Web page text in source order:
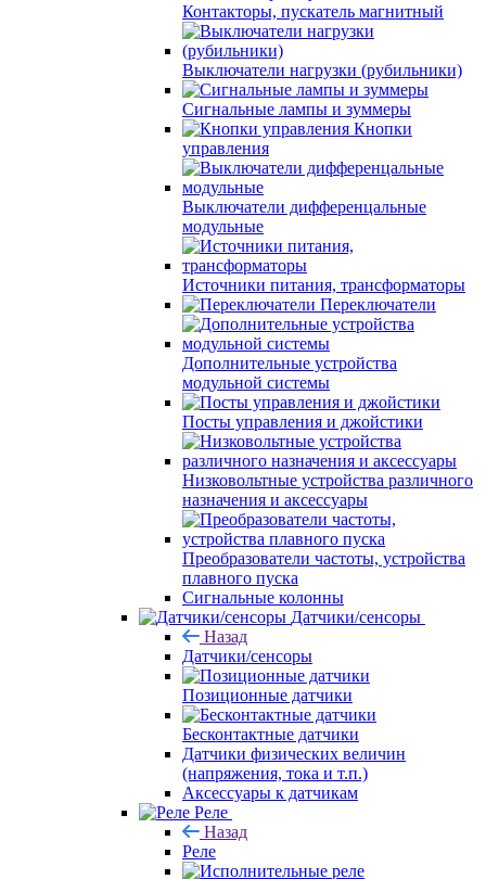
Контакторы, пускатель магнитный
Выключатели нагрузки (рубильники)
Сигнальные лампы и зуммеры
Кнопки
управления
Выключатели дифференцальные
модульные
Источники питания, трансформаторы
Переключатели
Дополнительные устройства
модульной системы
Посты управления и джойстики
Низковольтные устройства различного
назначения и аксессуары
Преобразователи частоты, устройства
плавного пуска
Сигнальные колонны
Датчики/сенсоры
Назад
Датчики/сенсоры
Позиционные датчики
Бесконтактные датчики
Датчики физических величин
(напряжения, тока и т.п.)
Аксессуары к датчикам
Реле
Назад
Реле